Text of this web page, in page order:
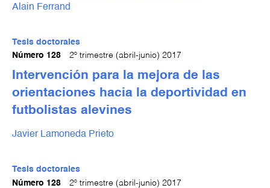
Alain Ferrand
Tesis doctorales
Número 128
2º trimestre (abril-junio) 2017
Intervención para la mejora de las
orientaciones hacia la deportividad en
futbolistas alevines
Javier Lamoneda Prieto
Tesis doctorales
Número 128
2º trimestre (abril-junio) 2017